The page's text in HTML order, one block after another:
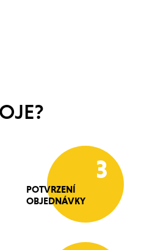
3
POTVRZENÍ
OBJEDNÁVKY